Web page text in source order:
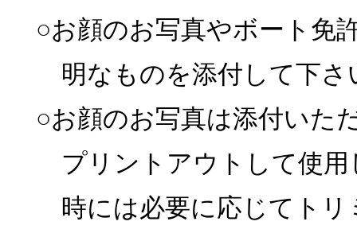
○お顔のお写真やボート免
明なものを添付して下さ
○お顔のお写真は添付いた
プリントアウトして使用
時には必要に応じてト